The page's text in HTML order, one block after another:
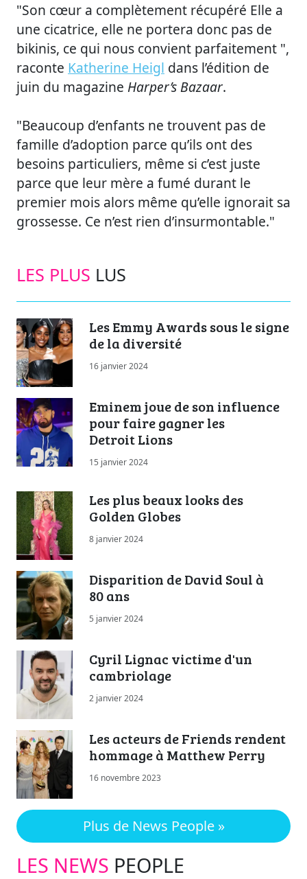
"Son cœur a complètement récupéré Elle a
une cicatrice, elle ne portera donc pas de
bikinis, ce qui nous convient parfaitement ",
raconte Katherine Heigl dans l’édition de
juin du magazine Harper’s Bazaar.
"Beaucoup d’enfants ne trouvent pas de
famille d’adoption parce qu’ils ont des
besoins particuliers, même si c’est juste
parce que leur mère a fumé durant le
premier mois alors même qu’elle ignorait sa
grossesse. Ce n’est rien d’insurmontable."
LES PLUS LUS
Les Emmy Awards sous le signe
de la diversité
16 janvier 2024
Eminem joue de son influence
pour faire gagner les
Detroit Lions
15 janvier 2024
Les plus beaux looks des
Golden Globes
8 janvier 2024
Disparition de David Soul à
80 ans
5 janvier 2024
Cyril Lignac victime d'un
cambriolage
2 janvier 2024
Les acteurs de Friends rendent
hommage à Matthew Perry
16 novembre 2023
Plus de News People »
LES NEWS PEOPLE